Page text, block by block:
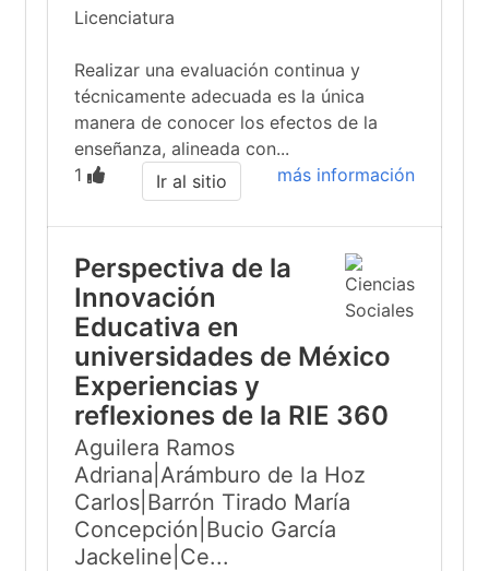
Licenciatura
Realizar una evaluación continua y
técnicamente adecuada es la única
manera de conocer los efectos de la
enseñanza, alineada con...
1
más información
Ir al sitio
Perspectiva de la
Innovación
Educativa en
universidades de México
Experiencias y
reflexiones de la RIE 360
Aguilera Ramos
Adriana|Arámburo de la Hoz
Carlos|Barrón Tirado María
Concepción|Bucio García
Jackeline|Ce...